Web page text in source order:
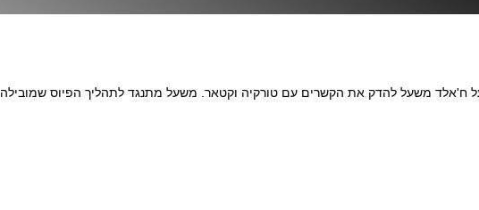
ח'אלד משעל להדק את הקשרים עם טורקיה וקטאר. משעל מתנגד לתהליך הפיוס שמובילה